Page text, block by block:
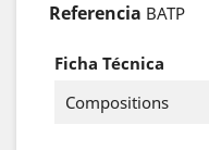
Referencia BATP
Ficha Técnica
Compositions